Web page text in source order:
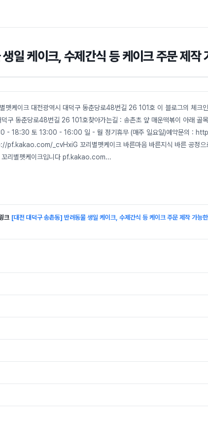
일 케이크, 수제간식 등 케이크 주문 제작
펫케이크 대전광역시 대덕구 동춘당로48번길 26 101호 이 블로그의 체크
덕구 동춘당로48번길 26 101호찾아가는길 : 송촌초 앞 매운떡볶이 아래 골
- 18:30 토 13:00 - 16:00 일 - 월 정기휴무 (매주 일요일)예약문의 :
pf.kakao.com/_cvHxiG 꼬리별펫케이크 바른마음 바른지식 바른 공정으
꼬리별펫케이크입니다 pf.kakao.com...
크 [대전 대덕구 송촌동] 반려동물 생일 케이크, 수제간식 등 케이크 주문 제작 가능